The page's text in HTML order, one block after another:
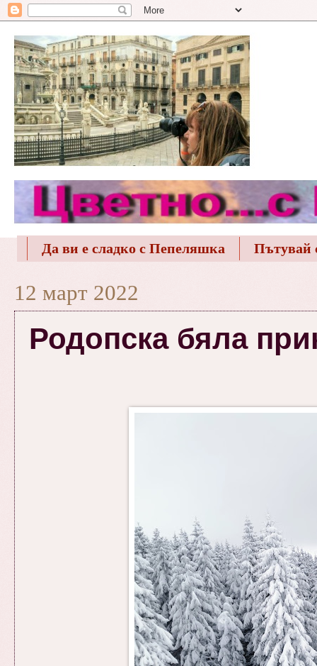
Да ви е сладко с Пепеляшка Пътувай
12 март 2022
Родопска бяла